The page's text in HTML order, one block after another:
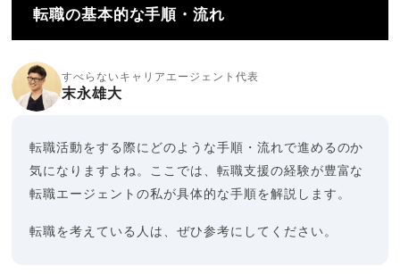
転職の基本的な手順・流れ
すべらないキャリアエージェント代表
末永雄大
転職活動をする際にどのような手順・流れで進めるのか
気になりますよね。ここでは、転職支援の経験が豊富な
転職エージェントの私が具体的な手順を解説します。
転職を考えている人は、ぜひ参考にしてください。